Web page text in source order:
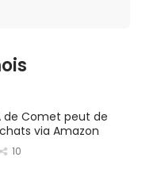
de Comet peut de
via Amazon
10